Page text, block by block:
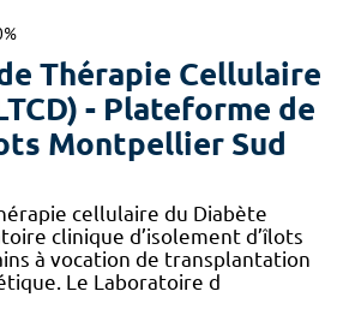
Thérapie Cellulaire
- Plateforme de
Montpellier Sud
cellulaire du Diabète
clinique d’isolement d’îlots
à vocation de transplantation
Le Laboratoire d